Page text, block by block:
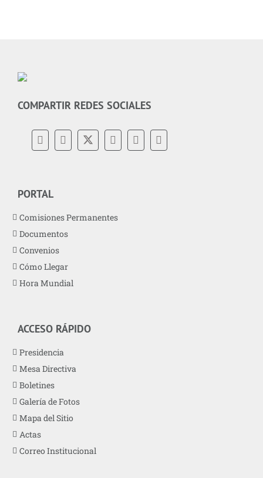
COMPARTIR REDES SOCIALES
PORTAL
Comisiones Permanentes
Documentos
Convenios
Cómo Llegar
Hora Mundial
ACCESO RÁPIDO
Presidencia
Mesa Directiva
Boletines
Galería de Fotos
Mapa del Sitio
Actas
Correo Institucional